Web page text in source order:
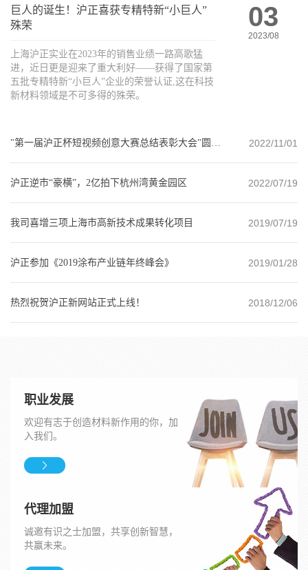
巨人的诞生！沪正喜获专精特新“小巨人”
殊荣
上海沪正实业在2023年的销售业绩一路高歌猛
进，近日更是迎来了重大利好——获得了国家第
五批专精特新“小巨人”企业的荣誉认证,这在科技
新材料领域是不可多得的殊荣。
03
2023/08
2022/11/01
沪正逆市“豪横”，2亿拍下杭州湾黄金园区 2022/07/19
我司喜增三项上海市高新技术成果转化项目 2019/07/19
沪正参加《2019涂布产业链年终峰会》 2019/01/28
热烈祝贺沪正新网站正式上线！ 2018/12/06
职业发展
欢迎有志于创造材料新作用的你，加
入我们。
代理加盟
诚邀有识之士加盟，共享创新智慧，
共赢未来。